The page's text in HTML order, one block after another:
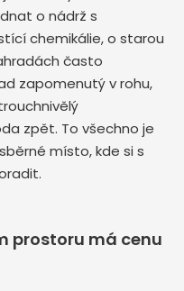
o nádrž s
chemikálie, o starou
často
zapomenutý v rohu,
zpět. To všechno je
místo, kde si s
prostoru má cenu